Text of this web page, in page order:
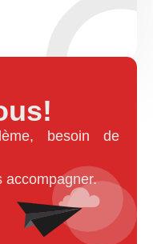
besoin de
accompagner.